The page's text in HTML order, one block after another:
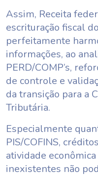
Assim, Receita
escrituração fiscal
perfeitamente
informações, ao
PERD/COMP’s,
de controle e
da transição para a
Tributária.
Especialmente
PIS/COFINS,
atividade
inexistentes não